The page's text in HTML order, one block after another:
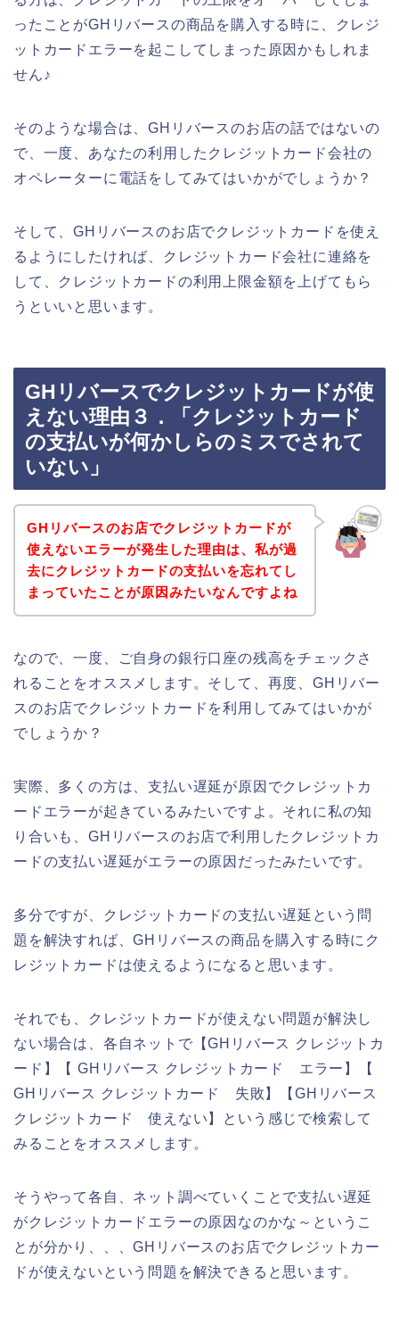
ったことがGHリバースの商品を購入する時に、クレジ
ットカードエラーを起こしてしまった原因かもしれま
せん♪
そのような場合は、GHリバースのお店の話ではないの
で、一度、あなたの利用したクレジットカード会社の
オペレーターに電話をしてみてはいかがでしょうか？
そして、GHリバースのお店でクレジットカードを使え
るようにしたければ、クレジットカード会社に連絡を
して、クレジットカードの利用上限金額を上げてもら
うといいと思います。
GHリバースでクレジットカードが使
えない理由３．「クレジットカード
の支払いが何かしらのミスでされて
いない」
GHリバースのお店でクレジットカードが
使えないエラーが発生した理由は、私が過
去にクレジットカードの支払いを忘れてし
まっていたことが原因みたいなんですよね
なので、一度、ご自身の銀行口座の残高をチェックさ
れることをオススメします。そして、再度、GHリバー
スのお店でクレジットカードを利用してみてはいかが
でしょうか？
実際、多くの方は、支払い遅延が原因でクレジットカ
ードエラーが起きているみたいですよ。それに私の知
り合いも、GHリバースのお店で利用したクレジットカ
ードの支払い遅延がエラーの原因だったみたいです。
多分ですが、クレジットカードの支払い遅延という問
題を解決すれば、GHリバースの商品を購入する時にク
レジットカードは使えるようになると思います。
それでも、クレジットカードが使えない問題が解決し
ない場合は、各自ネットで【GHリバース クレジットカ
ード】【 GHリバース クレジットカード エラー】【
GHリバース クレジットカード 失敗】【GHリバース
クレジットカード 使えない】という感じで検索して
みることをオススメします。
そうやって各自、ネット調べていくことで支払い遅延
がクレジットカードエラーの原因なのかな～というこ
とが分かり、、、GHリバースのお店でクレジットカー
ドが使えないという問題を解決できると思います。